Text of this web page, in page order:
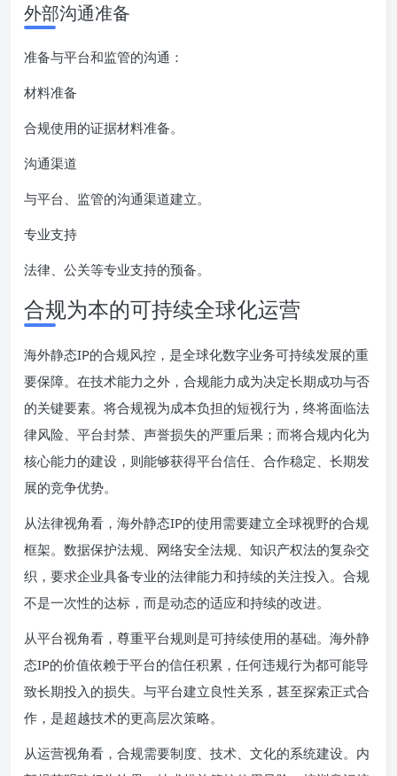
外部沟通准备
准备与平台和监管的沟通：
材料准备
合规使用的证据材料准备。
沟通渠道
与平台、监管的沟通渠道建立。
专业支持
法律、公关等专业支持的预备。
合规为本的可持续全球化运营
海外静态IP的合规风控，是全球化数字业务可持续发展的重
要保障。在技术能力之外，合规能力成为决定长期成功与否
的关键要素。将合规视为成本负担的短视行为，终将面临法
律风险、平台封禁、声誉损失的严重后果；而将合规内化为
核心能力的建设，则能够获得平台信任、合作稳定、长期发
展的竞争优势。
从法律视角看，海外静态IP的使用需要建立全球视野的合规
框架。数据保护法规、网络安全法规、知识产权法的复杂交
织，要求企业具备专业的法律能力和持续的关注投入。合规
不是一次性的达标，而是动态的适应和持续的改进。
从平台视角看，尊重平台规则是可持续使用的基础。海外静
态IP的价值依赖于平台的信任积累，任何违规行为都可能导
致长期投入的损失。与平台建立良性关系，甚至探索正式合
作，是超越技术的更高层次策略。
从运营视角看，合规需要制度、技术、文化的系统建设。内